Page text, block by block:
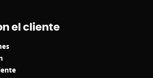
el cliente